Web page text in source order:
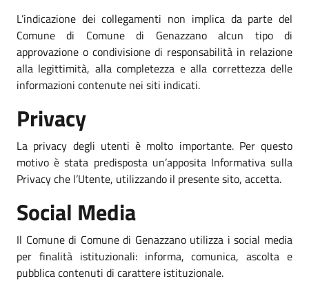
L’indicazione dei collegamenti non implica da parte del
Comune di Comune di Genazzano alcun tipo di
approvazione o condivisione di responsabilità in relazione
alla legittimità, alla completezza e alla correttezza delle
informazioni contenute nei siti indicati.
Privacy
La privacy degli utenti è molto importante. Per questo
motivo è stata predisposta un’apposita Informativa sulla
Privacy che l’Utente, utilizzando il presente sito, accetta.
Social Media
Il Comune di Comune di Genazzano utilizza i social media
per finalità istituzionali: informa, comunica, ascolta e
pubblica contenuti di carattere istituzionale.